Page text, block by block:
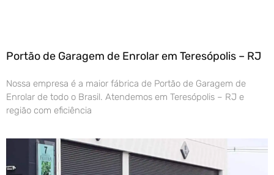
Portão de Garagem de Enrolar em Teresópolis – RJ
Nossa empresa é a maior fábrica de Portão de Garagem de
Enrolar de todo o Brasil. Atendemos em Teresópolis – RJ e
região com eficiência